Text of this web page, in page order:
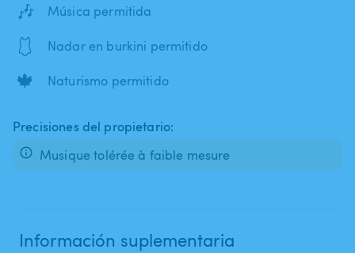
🎶 Música permitida
🩱 Nadar en burkini permitido
🍁 Naturismo permitido
Precisiones del propietario:
Musique tolérée à faible mesure
Información suplementaria